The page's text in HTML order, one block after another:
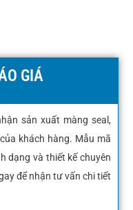
GIÁ
sản xuất màng seal,
khách hàng. Mẫu mã
dạng và thiết kế chuyên
để nhận tư vấn chi tiết